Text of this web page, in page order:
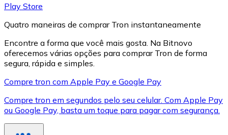
XRP
XRP
Play Store
Quatro maneiras de comprar Tron instantaneamente
Encontre a forma que você mais gosta. Na Bitnovo
oferecemos várias opções para comprar Tron de forma
segura, rápida e simples.
Compre tron com Apple Pay e Google Pay
Compre tron em segundos pelo seu celular. Com Apple Pay
ou Google Pay, basta um toque para pagar com segurança.